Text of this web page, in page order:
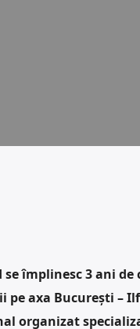
împlinesc 3 ani
pe axa București –
organizat